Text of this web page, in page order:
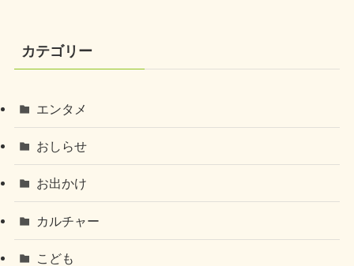
カテゴリー
エンタメ
おしらせ
お出かけ
カルチャー
こども